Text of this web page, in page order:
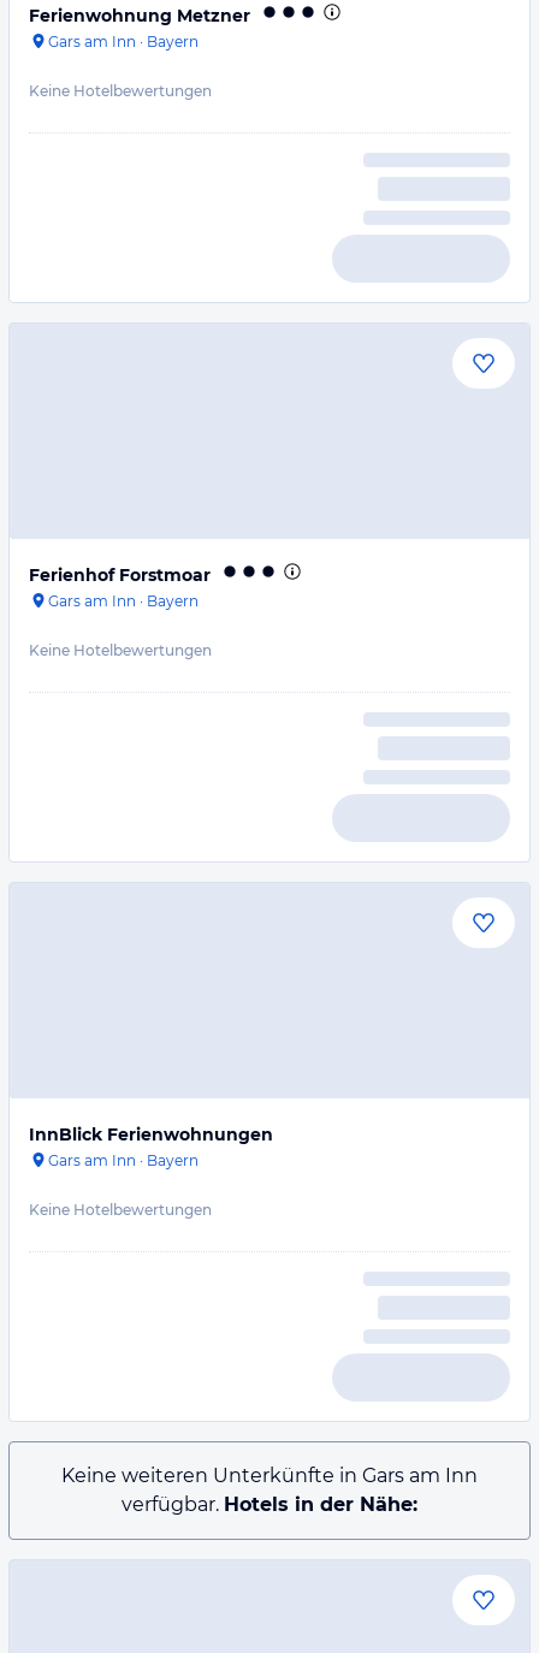
Ferienwohnung Metzner
Gars am Inn · Bayern
Keine Hotelbewertungen
Ferienhof Forstmoar
Gars am Inn · Bayern
Keine Hotelbewertungen
InnBlick Ferienwohnungen
Gars am Inn · Bayern
Keine Hotelbewertungen
Keine weiteren Unterkünfte in Gars am Inn
verfügbar. Hotels in der Nähe: